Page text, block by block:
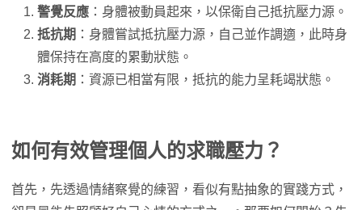
警覺反應 ：身體被動員起來，以保衛自己抵抗壓力源。
抵抗期 ：身體嘗試抵抗壓力源，自己並作調適，此時身
體保持在高度的累動狀態。
消耗期 ：資源已相當有限，抵抗的能力呈耗竭狀態。
如何有效管理個人的求職壓力？
首先，先透過情緒察覺的練習，看似有點抽象的實踐方式，